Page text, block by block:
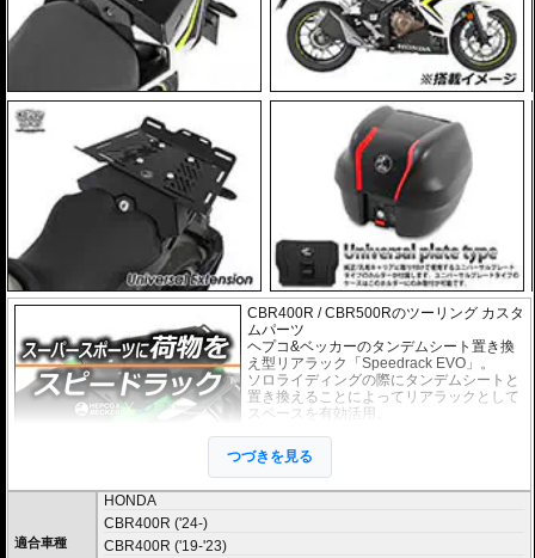
CBR400R / CBR500Rのツーリング カスタ
ムパーツ
ヘプコ&ベッカーのタンデムシート置き換
え型リアラック「Speedrack EVO」。
ソロライディングの際にタンデムシートと
置き換えることによってリアラックとして
スペースを有効活用。
の積載を可能にします。
荷物を固定するベルトなどを留める為のフ
ック受けも多数あり、街乗りからツーリン
グまで、快適にご利用頂けます。
つづきを見る
適合車種
HONDA
CBR400R ('24-)
CBR400R ('19-'23)